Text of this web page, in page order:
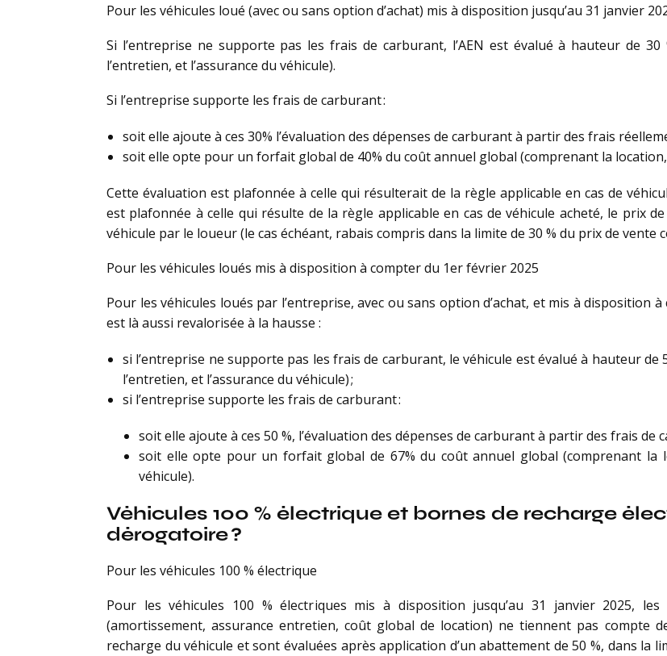
Pour les véhicules loué (avec ou sans option d’achat) mis à disposition jusqu’au 31 janvier
Si l’entreprise ne supporte pas les frais de carburant, l’AEN est évalué à hauteur de
l’entretien, et l’assurance du véhicule).
Si l’entreprise supporte les frais de carburant :
soit elle ajoute à ces 30% l’évaluation des dépenses de carburant à partir des frais
soit elle opte pour un forfait global de 40% du coût annuel global (comprenant la
Cette évaluation est plafonnée à celle qui résulterait de la règle applicable en cas de
est plafonnée à celle qui résulte de la règle applicable en cas de véhicule acheté, le prix
véhicule par le loueur (le cas échéant, rabais compris dans la limite de 30 % du prix de vente
Pour les véhicules loués mis à disposition à compter du 1er février 2025
Pour les véhicules loués par l’entreprise, avec ou sans option d’achat, et mis à disposition
est là aussi revalorisée à la hausse :
si l’entreprise ne supporte pas les frais de carburant, le véhicule est évalué à hauteur
l’entretien, et l’assurance du véhicule) ;
si l’entreprise supporte les frais de carburant :
soit elle ajoute à ces 50 %, l’évaluation des dépenses de carburant à partir des frais de
soit elle opte pour un forfait global de 67% du coût annuel global (comprenant la
véhicule).
Véhicules 100 % électrique et bornes de recharge
dérogatoire ?
Pour les véhicules 100 % électrique
Pour les véhicules 100 % électriques mis à disposition jusqu’au 31 janvier 2025,
(amortissement, assurance entretien, coût global de location) ne tiennent pas compte
recharge du véhicule et sont évaluées après application d’un abattement de 50 %, dans la